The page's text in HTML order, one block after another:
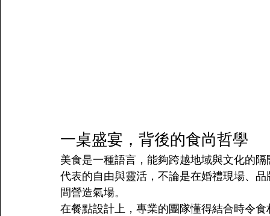
一桌盛宴，背後的食尚哲學
美食是一種語言，能夠跨越地域與文化的
代表的自由與靈活，不論是在婚禮現場、
間營造氣場。
在餐點設計上，專業的團隊懂得結合時令